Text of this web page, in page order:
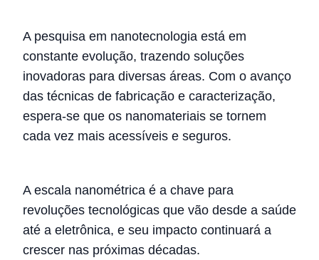
A pesquisa em nanotecnologia está em
constante evolução, trazendo soluções
inovadoras para diversas áreas. Com o avanço
das técnicas de fabricação e caracterização,
espera-se que os nanomateriais se tornem
cada vez mais acessíveis e seguros.
A escala nanométrica é a chave para
revoluções tecnológicas que vão desde a saúde
até a eletrônica, e seu impacto continuará a
crescer nas próximas décadas.